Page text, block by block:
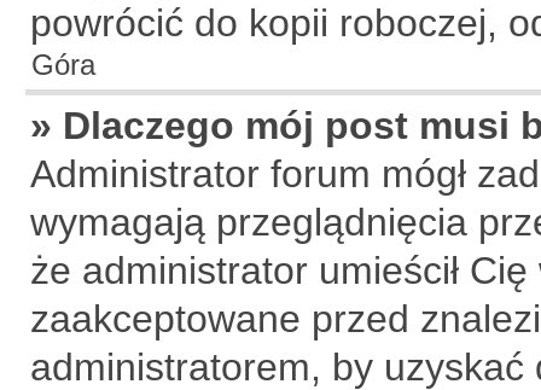
powrócić do kopii roboczej,
Góra
» Dlaczego mój post musi
Administrator forum mógł
wymagają przeglądnięcia
że administrator umieścił
zaakceptowane przed
administratorem, by uzyskać